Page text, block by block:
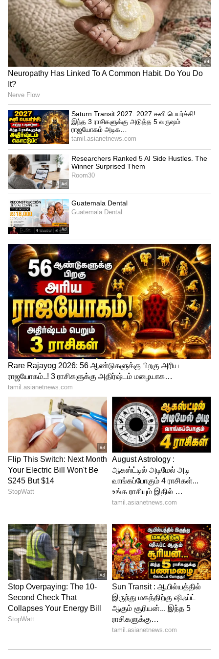
சென்னை மற்றும் புறநகரை பொறுத்த
வரையில் வானம் மேக மூட்டத்துடன்
காணப்படும். நகரின் சிலப்பகுதிகளில்
அவ்வப்போது லேசானது முதல் மிதமான
மழைபெய்யக் கூடும். நாளை தமிழ்நாடு,
புதுச்சேரி, காரைக்காலில் ஒரு சில
இடங்களில் இடி மின்னலுடன் கூடிய
கனமழை பெய்யக்கூடும். மே 12 முதல் 14
ஆம் தேதி வரை தமிழ்நாடு, புதுச்சேரி,
காரைக்கால் பகுதிகளில் மிதமான மழை
நீடிக்கும். காஞ்சிபுரம், செங்கல்பட்டு,
திருவள்ளூர் உள்ளிட்ட 11 மாவட்டங்களில்
கனமழைக்கு வாய்ப்புள்ளது. சென்னையில்
அடுத்த 2 நாட்களுக்கு வானம்
மேகமூட்டத்துடன் இருக்கும். மேலும்
அவ்வப்போது இடி, மின்னலுடன் மழை
விட்டு விட்டு பெய்யக்கூடும் என்று
தெரிவித்துள்ளார்.
மனிதநேய மக்கள் கட்சி எம்.எல்.ஏ
ஜவாஹிருல்லா பரபரப்பு பேட்டி
தமிழ்நாடு பட்ஜெட் கூட்டத்தொடர்:
சபாநாயகர் ஜே.சி.டி. பிரபாகரன்
செய்தியாளர் சந்திப்பு